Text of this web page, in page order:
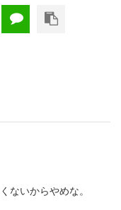
ないからやめな。